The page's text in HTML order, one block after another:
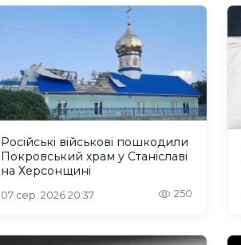
Російські військові пошкодили
Покровський храм у Станіславі
на Херсонщині
07 сер. 2026 20:37 250